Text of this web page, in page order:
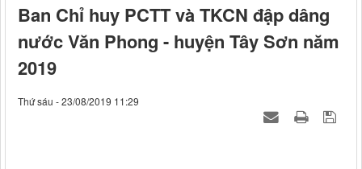
Ban Chỉ huy PCTT và TKCN đập dâng
nước Văn Phong - huyện Tây Sơn năm
2019
Thứ sáu - 23/08/2019 11:29